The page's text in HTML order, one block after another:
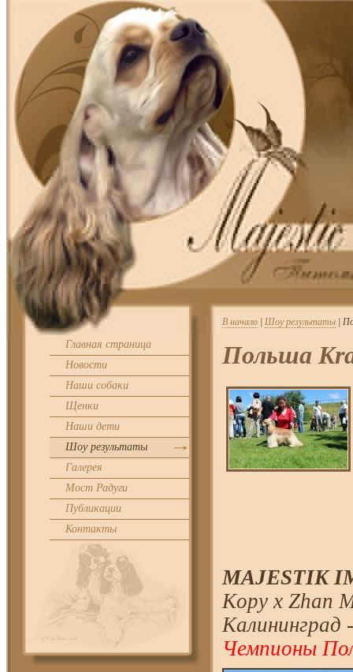
Главная страница
Новости
Наши собаки
Щенки
Наши дети
Шоу результаты
Галерея
Мост Радуги
Публикации
Контакты
В начало Шоу результаты |
Польша
MAJESTIK
Kopy x Zhan
Калининград -
Чемпионы